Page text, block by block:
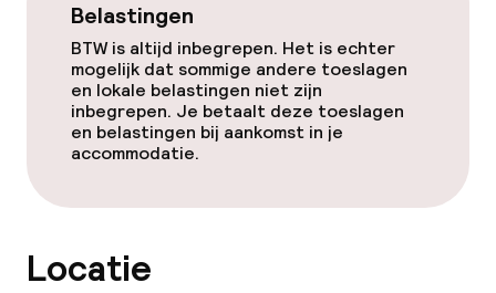
Wasservice
Zakelijke faciliteiten
Conferentieruimte
Vergaderruimte
Belastingen
BTW is altijd inbegrepen. Het is echter
mogelijk dat sommige andere toeslagen
en lokale belastingen niet zijn
inbegrepen. Je betaalt deze toeslagen
en belastingen bij aankomst in je
accommodatie.
Locatie